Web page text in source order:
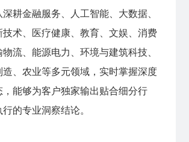
耕金融服务、人工智能、大数据、
技术、医疗健康、教育、文娱、消费
流、能源电力、环境与建筑科技、
造、农业等多元领域，实时掌握深度
，能够为客户独家输出贴合细分行
的专业洞察结论。